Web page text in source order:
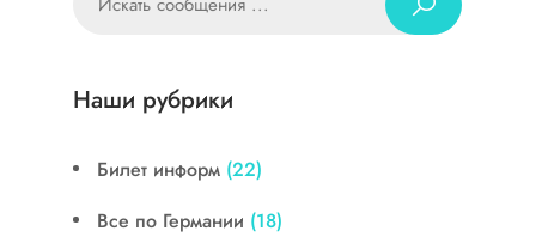
Наши рубрики
Билет информ (22)
Все по Германии (18)